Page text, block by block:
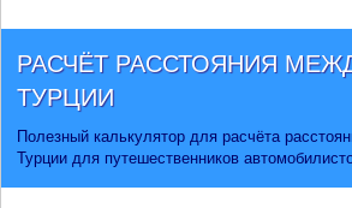
РАСЧЁТ РАССТОЯНИЯ
ТУРЦИИ
Полезный калькулятор для расчёта
Турции для путешественников